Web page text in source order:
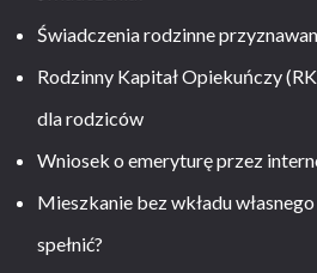
Świadczenia rodzinne
Rodzinny Kapitał Opiekuńczy
dla rodziców
Wniosek o emeryturę przez
Mieszkanie bez wkładu
spełnić?